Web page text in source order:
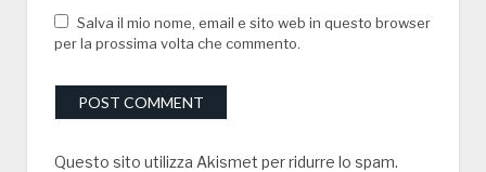
Salva il mio nome, email e sito web in questo browser
per la prossima volta che commento.
Questo sito utilizza Akismet per ridurre lo spam.